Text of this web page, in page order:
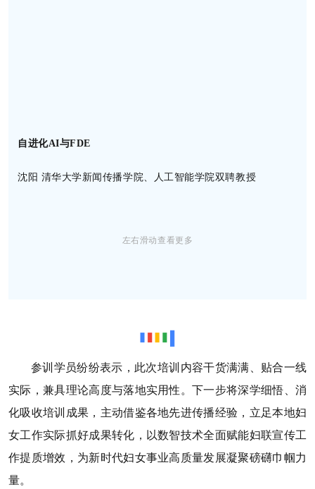
自进化AI与FDE
沈阳 清华大学新闻传播学院、人工智能学院双聘教授
左右滑动查看更多
参训学员纷纷表示，此次培训内容干货满满、贴合一线
实际，兼具理论高度与落地实用性。下一步将深学细悟、消
化吸收培训成果，主动借鉴各地先进传播经验，立足本地妇
女工作实际抓好成果转化，以数智技术全面赋能妇联宣传工
作提质增效，为新时代妇女事业高质量发展凝聚磅礴巾帼力
量。